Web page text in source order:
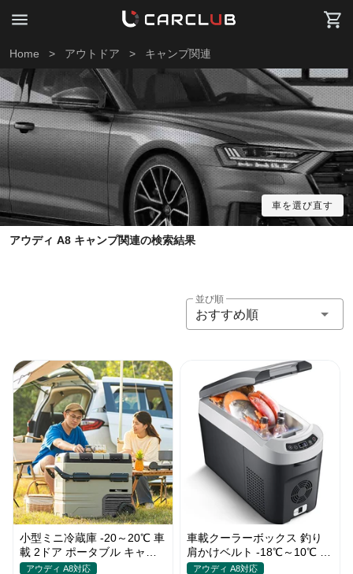
Home > アウトドア > キャンプ関連
車を選び直す
アウディ A8 キャンプ関連の検索結果
並び順
おすすめ順
小型ミニ冷蔵庫 -20～20℃ 車
載 2ドア ポータブル キャン
プ アウトドア 車中泊 静音
アウディ A8対応
車載クーラーボックス 釣り
肩かけベルト -18℃～10℃ 冷
凍冷蔵庫 車中泊 キャンプ 家
アウディ A8対応